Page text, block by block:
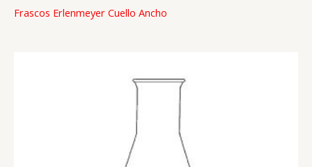
Frascos Erlenmeyer Cuello Ancho